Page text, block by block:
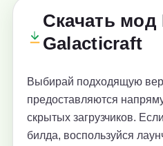
Скачать
Galacticraft
Выбирай подходящую
предоставляются
скрытых загрузчиков.
билда, воспользуйся